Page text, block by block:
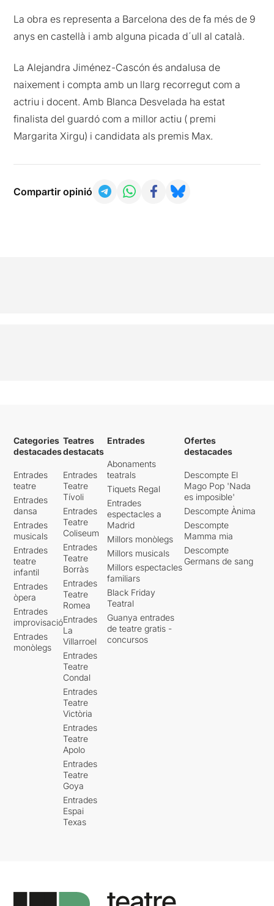
La obra es representa a Barcelona des de fa més de 9
anys en castellà i amb alguna picada d´ull al català.
La Alejandra Jiménez-Cascón és andalusa de
naixement i compta amb un llarg recorregut com a
actriu i docent. Amb Blanca Desvelada ha estat
finalista del guardó com a millor actiu ( premi
Margarita Xirgu) i candidata als premis Max.
Compartir opinió
Categories
destacades
Entrades
teatre
Entrades
dansa
Entrades
musicals
Entrades
teatre
infantil
Entrades
òpera
Entrades
improvisació
Entrades
monòlegs
Teatres
destacats
Entrades
Teatre
Tívoli
Entrades
Teatre
Coliseum
Entrades
Teatre
Borràs
Entrades
Teatre
Romea
Entrades
La
Villarroel
Entrades
Teatre
Condal
Entrades
Teatre
Victòria
Entrades
Teatre
Apolo
Entrades
Teatre
Goya
Entrades
Espai
Texas
Entrades
Abonaments
teatrals
Tiquets Regal
Entrades
espectacles a
Madrid
Millors monòlegs
Millors musicals
Millors espectacles
familiars
Black Friday
Teatral
Guanya entrades
de teatre gratis -
concursos
Ofertes
destacades
Descompte El
Mago Pop 'Nada
es imposible'
Descompte Ànima
Descompte
Mamma mia
Descompte
Germans de sang